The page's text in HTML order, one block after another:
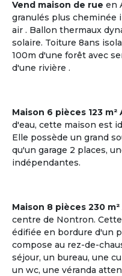
Vend maison de rue en
granulés plus cheminée
air . Ballon thermaux
solaire. Toiture 8ans
100m d'une forêt avec
d'une rivière .
Maison 6 pièces 123
d'eau, cette maison est
Elle possède un grand
qu'un garage 2 places,
indépendantes.
Maison 8 pièces 230 m²
centre de Nontron.
édifiée en bordure d'un
compose au rez-de-
séjour, un bureau, une
un wc, une véranda
20 4 co-
Plazac
Budget par
Plazac,
Aquitaine
M'inscrire et